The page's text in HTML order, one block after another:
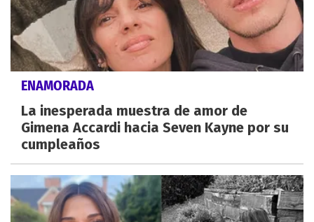
ENAMORADA
La inesperada muestra de amor de
Gimena Accardi hacia Seven Kayne por su
cumpleaños